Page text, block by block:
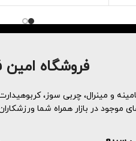
و
2کیلوگرم
فروشگاه
و مینرال، چربی سوز،
در بازار همراه شما